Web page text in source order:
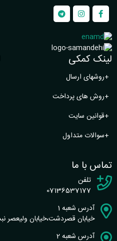
لینک کمکی
+روشهای ارسال
+روش های پرداخت
+قوانین سایت
+سوالات متداول
تماس با ما
تلفن
07136537177
آدرس شعبه 1
خیابان قصردشت،خیابان ولیعصر نبش کوچه18 کد
آدرس شعبه 2